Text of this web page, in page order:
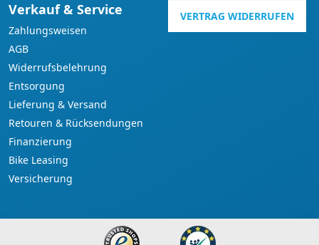
Verkauf & Service
Zahlungsweisen
AGB
Widerrufsbelehrung
Entsorgung
Lieferung & Versand
Retouren & Rücksendungen
Finanzierung
Bike Leasing
Versicherung
VERTRAG WIDERRUFEN